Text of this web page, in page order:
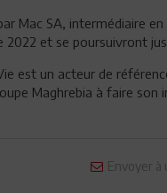
Mac SA, intermédiaire
2022 et se poursuivront
est un acteur de
Maghrebia à faire son
Envoyer à